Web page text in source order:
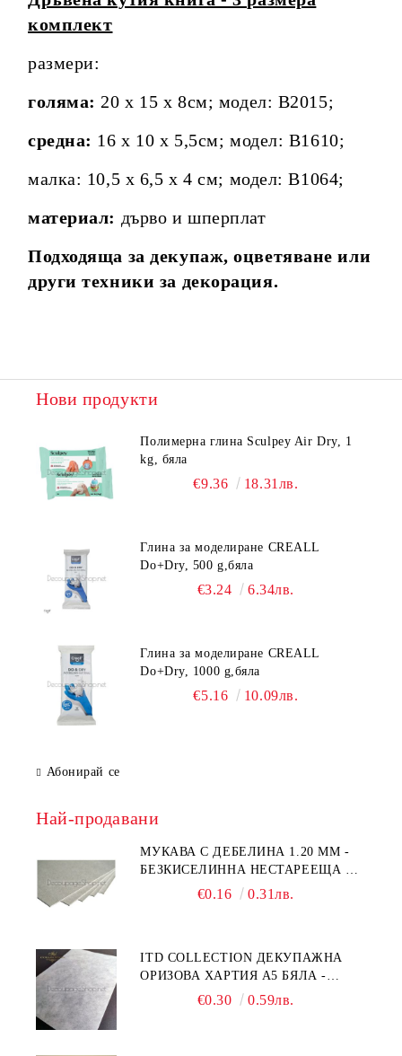
комплект
размери:
голяма: 20 х 15 х 8см; модел: B2015;
средна: 16 х 10 х 5,5см; модел: B1610;
малка: 10,5 x 6,5 x 4 см; модел: B1064;
материал: дърво и шперплат
Подходяща за декупаж, оцветяване или
други техники за декорация.
Нови продукти
Полимерна глина Sculpey Air Dry, 1
kg, бяла
€9.36 18.31лв.
Глина за моделиране CREALL
Do+Dry, 500 g,бяла
€3.24 6.34лв.
Глина за моделиране CREALL
Do+Dry, 1000 g,бяла
€5.16 10.09лв.
Абонирай се
Най-продавани
МУКАВА С ДЕБЕЛИНА 1.20 MM -
БЕЗКИСЕЛИННА НЕСТАРЕЕЩА А5
- 210 Х 150ММ
€0.16 0.31лв.
ITD COLLECTION ДЕКУПАЖНА
ОРИЗОВА ХАРТИЯ А5 БЯЛА -
€0.30 0.59лв.